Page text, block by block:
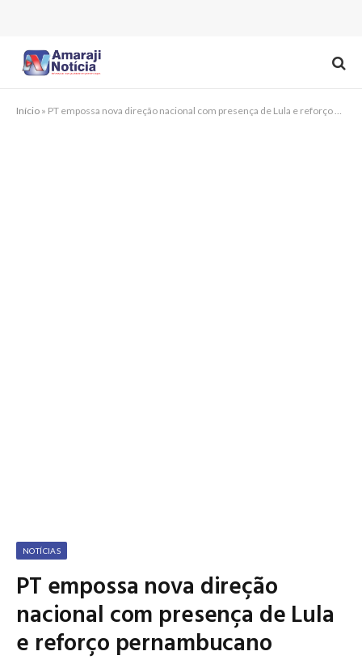
Início » PT empossa nova direção nacional com presença de Lula e reforço pernambucano
NOTÍCIAS
PT empossa nova direção
nacional com presença de Lula
e reforço pernambucano